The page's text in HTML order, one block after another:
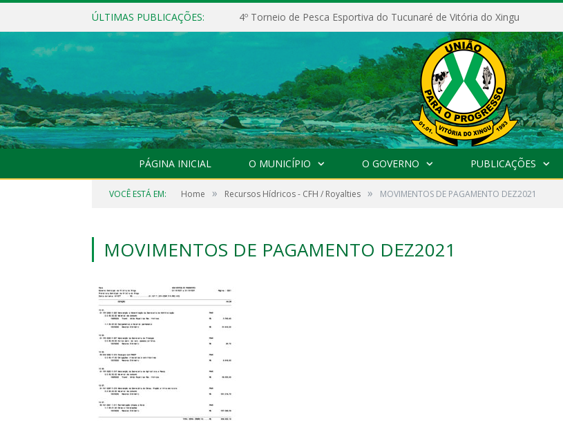
ÚLTIMAS PUBLICAÇÕES: 4º Torneio de Pesca Esportiva do Tucunaré de Vitória do Xingu
PÁGINA INICIAL O MUNICÍPIO O GOVERNO PUBLICAÇÕES
VOCÊ ESTÁ EM: Home » Recursos Hídricos - CFH / Royalties » MOVIMENTOS DE PAGAMENTO DEZ2021
MOVIMENTOS DE PAGAMENTO DEZ2021